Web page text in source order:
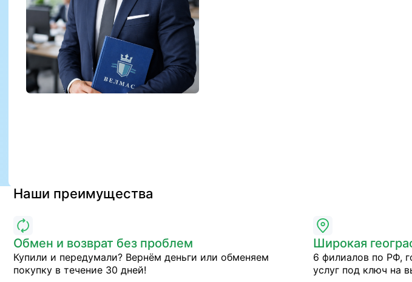
Наши преимущества
Обмен и возврат без проблем
Купили и передумали? Вернём деньги или обменяем
покупку в течение 30 дней!
Широкая
6 филиалов по РФ,
услуг под ключ на